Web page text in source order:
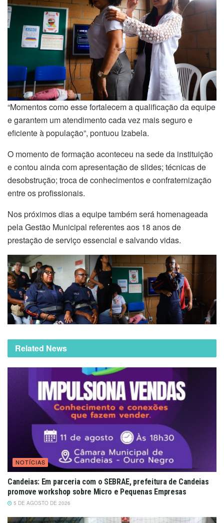
“Momentos como esse fortalecem a qualificação da equipe
e garantem um atendimento cada vez mais seguro e
eficiente à população”, pontuou Izabela.
O momento de formação aconteceu na sede da instituição
e contou ainda com apresentação de slides; técnicas de
desobstrução; troca de conhecimentos e confraternização
entre os profissionais.
Nos próximos dias a equipe também será homenageada
pela Gestão Municipal referentes aos 18 anos de
prestação de serviço essencial e salvando vidas.
Related News
NOTÍCIAS
Candeias: Em parceria com o SEBRAE, prefeitura de Candeias
promove workshop sobre Micro e Pequenas Empresas
5 DE AGOSTO DE 2026